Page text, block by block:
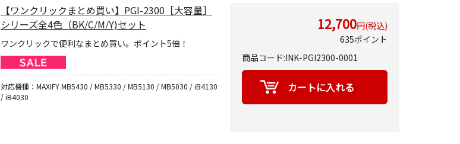
【ワンクリックまとめ買い】PGI-2300［大容量］
シリーズ全4色（BK/C/M/Y)セット
ワンクリックで便利なまとめ買い。ポイント5倍！
対応機種：MAXIFY MB5430 / MB5330 / MB5130 / MB5030 / iB4130
/ iB4030
12,700円(税込)
635ポイント
商品コード:INK-PGI2300-0001